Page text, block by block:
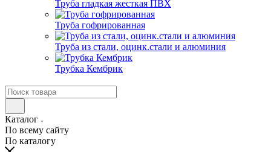
Труба гладкая жесткая ПВХ
Труба гофрированная
Труба из стали, оцинк.стали и алюминия
Трубка Кембрик
Каталог
По всему сайту
По каталогу